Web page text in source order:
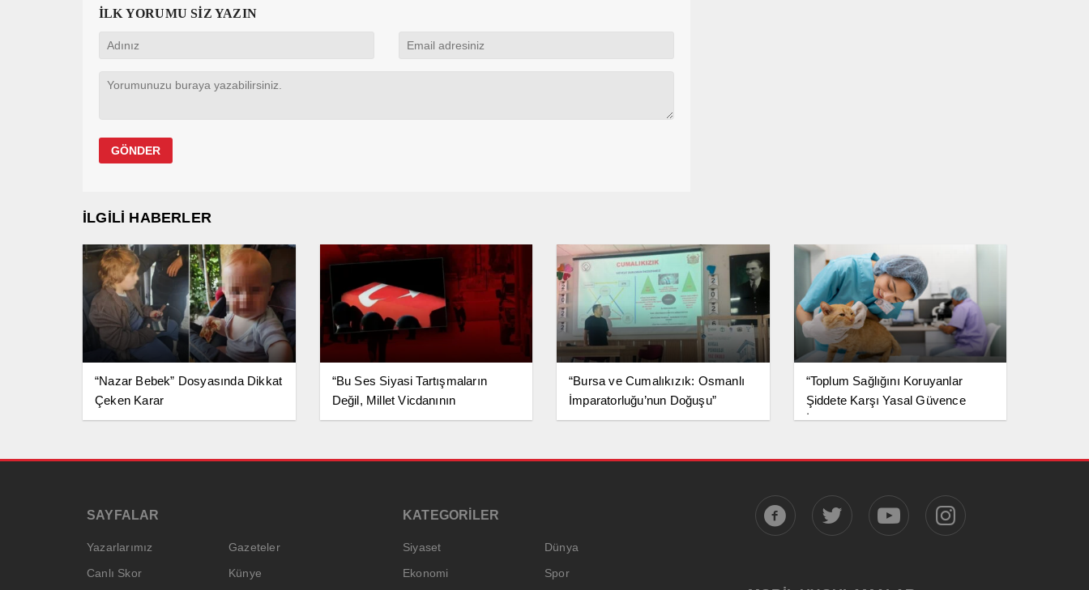
İLK YORUMU SİZ YAZIN
İLGİLİ HABERLER
“Nazar Bebek” Dosyasında Dikkat
Çeken Karar
“Bu Ses Siyasi Tartışmaların
Değil, Millet Vicdanının
Konusudur”
“Bursa ve Cumalıkızık: Osmanlı
İmparatorluğu’nun Doğuşu”
“Toplum Sağlığını Koruyanlar
Şiddete Karşı Yasal Güvence
İstiyor”
SAYFALAR
Yazarlarımız
Gazeteler
Canlı Skor
Künye
KATEGORİLER
Siyaset
Dünya
Ekonomi
Spor